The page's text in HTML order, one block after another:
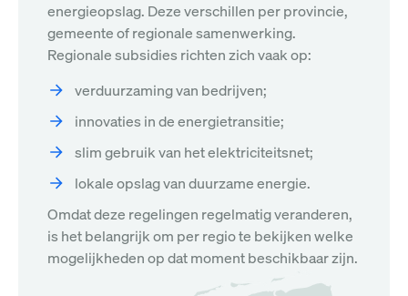
energieopslag. Deze verschillen per provincie,
gemeente of regionale samenwerking.
Regionale subsidies richten zich vaak op:
verduurzaming van bedrijven;
innovaties in de energietransitie;
slim gebruik van het elektriciteitsnet;
lokale opslag van duurzame energie.
Omdat deze regelingen regelmatig veranderen,
is het belangrijk om per regio te bekijken welke
mogelijkheden op dat moment beschikbaar zijn.